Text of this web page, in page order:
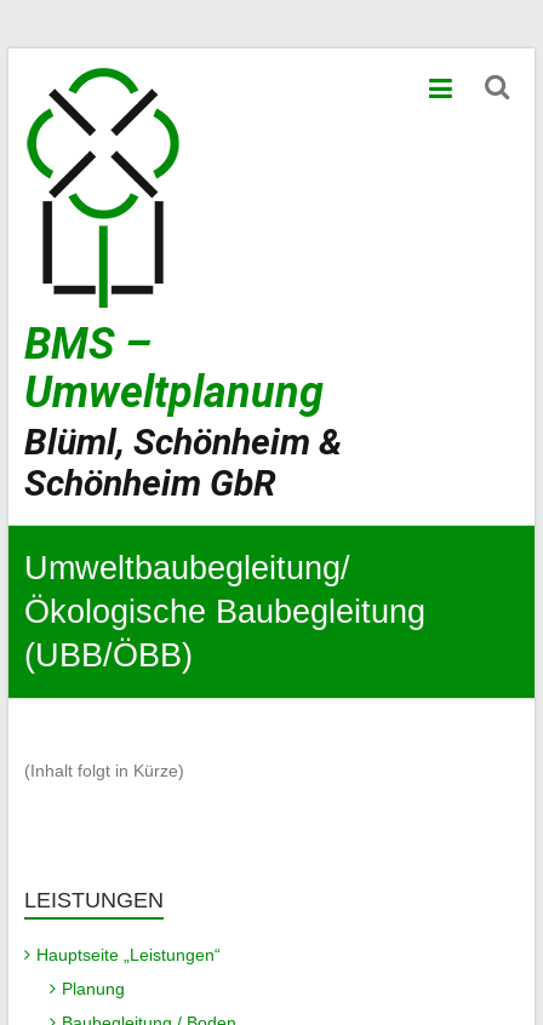
springen
BMS –
Umweltplanung
Blüml, Schönheim &
Schönheim GbR
Umweltbaubegleitung/
Ökologische Baubegleitung
(UBB/ÖBB)
(Inhalt folgt in Kürze)
LEISTUNGEN
Hauptseite „Leistungen“
Planung